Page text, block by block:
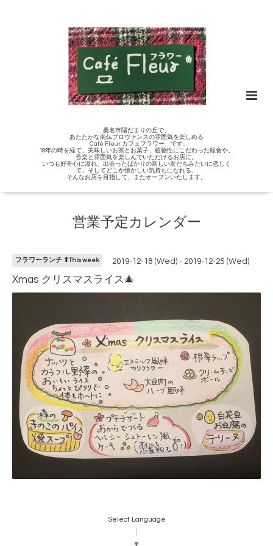
桑名市陽だまりの丘で、
あたたかな南仏プロヴァンスの雰囲気を楽しめる
Café Fleur カフェフラワー です。
18年の時を経て、美味しいお茶とお菓子、植物性にこだわった軽食や、
音楽と雰囲気を楽しんでいただけるお店に。
いつも好奇心に溢れ、出会ったばかりの新しい友だちみたいに恋しく
て、そしてどこか懐かしい気持ちになれる、
そんなお店を目指して、またオープンいたします。
営業予定カレンダー
フラワーランチ ⬆︎This week 2019-12-18 (Wed) - 2019-12-25 (Wed)
Xmas クリスマスライス🎄
Select Language
▼